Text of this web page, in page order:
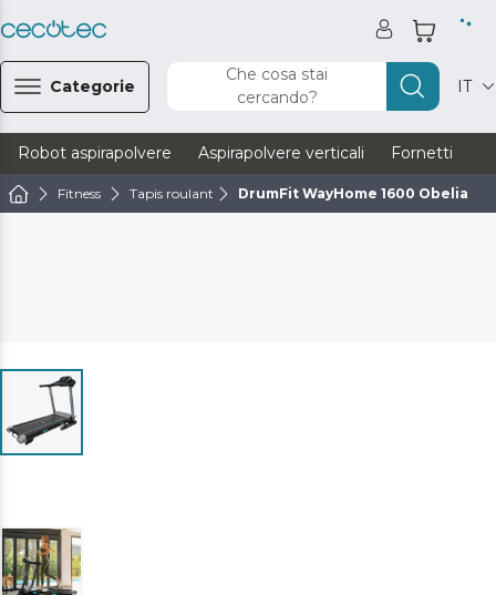
Categorie
Che cosa stai
cercando?
IT
Robot aspirapolvere Aspirapolvere verticali Fornetti
Fitness Tapis roulant DrumFit WayHome 1600 Obelia